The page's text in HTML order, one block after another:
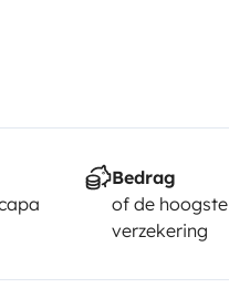
Bedrag
of de
verzekering